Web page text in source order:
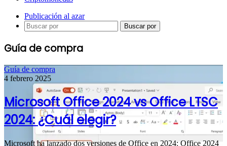
Publicación al azar
Buscar por
Guía de compra
Guía de compra
4 febrero 2025
Microsoft Office 2024 vs Office LTSC
2024: ¿Cuál elegir?
Microsoft ha lanzado dos versiones de Office en 2024: Office 2024